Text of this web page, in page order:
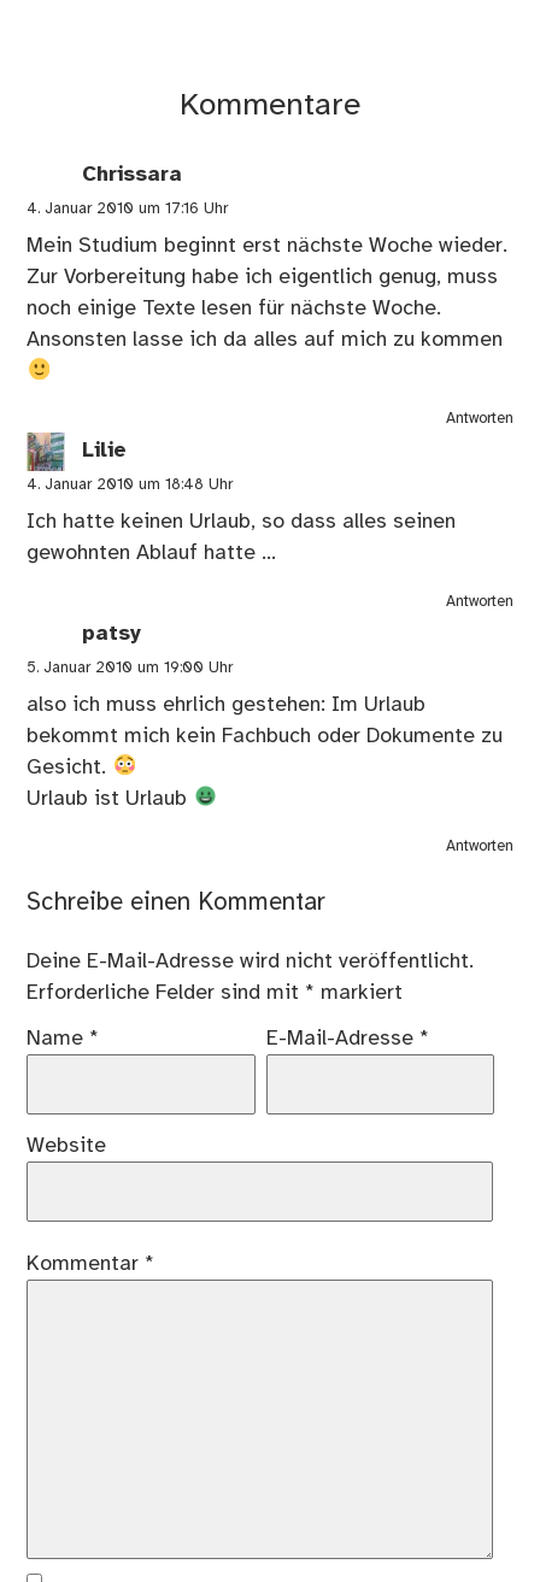
Kommentare
Chrissara
4. Januar 2010 um 17:16 Uhr
Mein Studium beginnt erst nächste Woche wieder.
Zur Vorbereitung habe ich eigentlich genug, muss
noch einige Texte lesen für nächste Woche.
Ansonsten lasse ich da alles auf mich zu kommen
Antworten
Lilie
4. Januar 2010 um 18:48 Uhr
Ich hatte keinen Urlaub, so dass alles seinen
gewohnten Ablauf hatte …
Antworten
patsy
5. Januar 2010 um 19:00 Uhr
also ich muss ehrlich gestehen: Im Urlaub
bekommt mich kein Fachbuch oder Dokumente zu
Gesicht.
Urlaub ist Urlaub
Antworten
Schreibe einen Kommentar
Deine E-Mail-Adresse wird nicht veröffentlicht.
Erforderliche Felder sind mit * markiert
Name * E-Mail-Adresse *
Website
Kommentar *